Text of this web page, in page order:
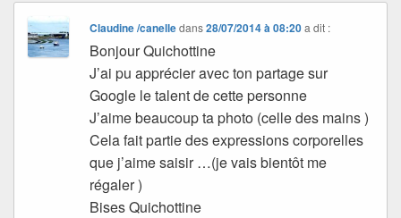
Claudine /canelledans28/07/2014 à 08:20 a dit :
Bonjour Quichottine
J’ai pu apprécier avec ton partage sur
Google le talent de cette personne
J’aime beaucoup ta photo (celle des mains )
Cela fait partie des expressions corporelles
que j’aime saisir …(je vais bientôt me
régaler )
Bises Quichottine